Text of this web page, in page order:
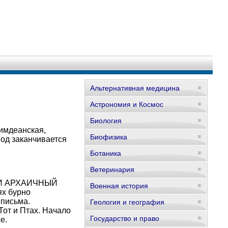
заканчивается
АРХАИЧНЫЙ
бурно
и Птах. Начало
Альтернативная медицина
Астрономия и Космос
Биология
Биофизика
Ботаника
Ветеринария
Военная история
Геология и география
Государство и право